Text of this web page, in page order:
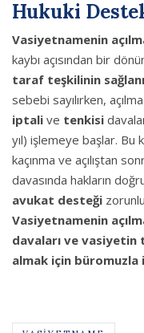
Hukuki
Vasiyetnamenin
kaybı açısından bir
taraf teşkilinin
sebebi sayılırken,
iptali ve tenkisi
yıl) işlemeye başlar. Bu
kaçınma ve açılıştan
davasında hakların
avukat desteği
Vasiyetnamenin
davaları ve vasiyetin
almak için